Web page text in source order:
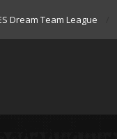
Dream Team League